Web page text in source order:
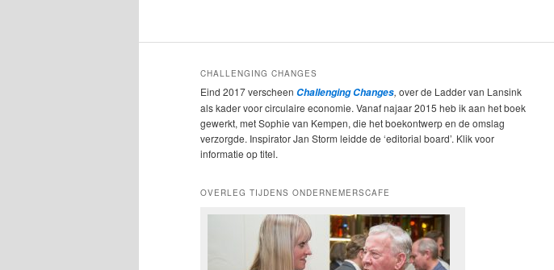
CHALLENGING CHANGES
Eind 2017 verscheen Challenging Changes, over de Ladder van Lansink
als kader voor circulaire economie. Vanaf najaar 2015 heb ik aan het boek
gewerkt, met Sophie van Kempen, die het boekontwerp en de omslag
verzorgde. Inspirator Jan Storm leidde de ‘editorial board’. Klik voor
informatie op titel.
OVERLEG TIJDENS ONDERNEMERSCAFE